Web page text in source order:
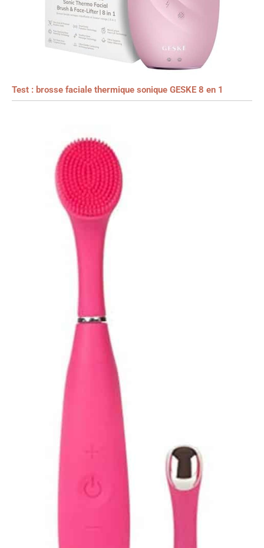
Test : brosse faciale thermique sonique GESKE 8 en 1